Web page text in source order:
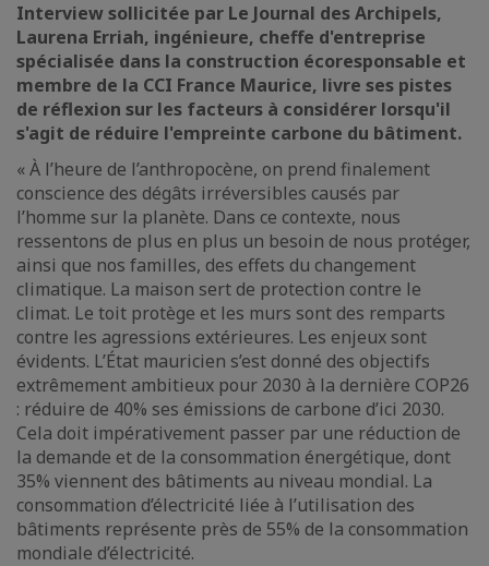
Interview sollicitée par Le Journal des Archipels,
Laurena Erriah, ingénieure, cheffe d'entreprise
spécialisée dans la construction écoresponsable et
membre de la CCI France Maurice, livre ses pistes
de réflexion sur les facteurs à considérer lorsqu'il
s'agit de réduire l'empreinte carbone du bâtiment.
« À l’heure de l’anthropocène, on prend finalement
conscience des dégâts irréversibles causés par
l’homme sur la planète. Dans ce contexte, nous
ressentons de plus en plus un besoin de nous protéger,
ainsi que nos familles, des effets du changement
climatique. La maison sert de protection contre le
climat. Le toit protège et les murs sont des remparts
contre les agressions extérieures. Les enjeux sont
évidents. L’État mauricien s’est donné des objectifs
extrêmement ambitieux pour 2030 à la dernière COP26
: réduire de 40% ses émissions de carbone d’ici 2030.
Cela doit impérativement passer par une réduction de
la demande et de la consommation énergétique, dont
35% viennent des bâtiments au niveau mondial. La
consommation d’électricité liée à l’utilisation des
bâtiments représente près de 55% de la consommation
mondiale d’électricité.